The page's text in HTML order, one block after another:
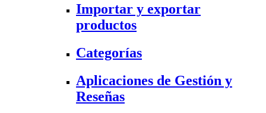
Importar y exportar
productos
Categorías
Aplicaciones de Gestión y
Reseñas